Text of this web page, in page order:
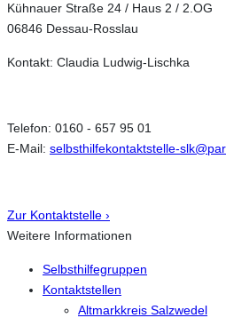
Kühnauer Straße 24 / Haus 2 / 2.OG
06846 Dessau-Rosslau
Kontakt: Claudia Ludwig-Lischka
Telefon: 0160 - 657 95 01
E-Mail: selbsthilfekontaktstelle-
Zur Kontaktstelle ›
Weitere Informationen
Selbsthilfegruppen
Kontaktstellen
Altmarkkreis Salzwedel